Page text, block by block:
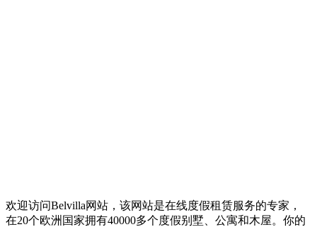
欢迎访问Belvilla网站，该网站是在线度假租赁服务的专家，
在20个欧洲国家拥有40000多个度假别墅、公寓和木屋。你的